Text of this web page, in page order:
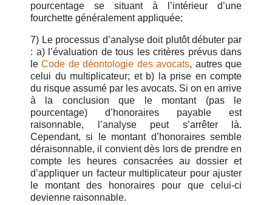
pourcentage se situant à l’intérieur d’une
fourchette généralement appliquée;
7) Le processus d’analyse doit plutôt débuter par
: a) l’évaluation de tous les critères prévus dans
leCode de déontologie des avocats, autres que
celui du multiplicateur; et b) la prise en compte
du risque assumé par les avocats. Si on en arrive
à la conclusion que le montant (pas le
pourcentage) d’honoraires payable est
raisonnable, l’analyse peut s’arrêter là.
Cependant, si le montant d’honoraires semble
déraisonnable, il convient dès lors de prendre en
compte les heures consacrées au dossier et
d’appliquer un facteur multiplicateur pour ajuster
le montant des honoraires pour que celui-ci
devienne raisonnable.